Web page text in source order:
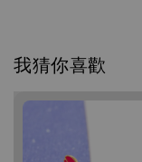
我猜你喜歡